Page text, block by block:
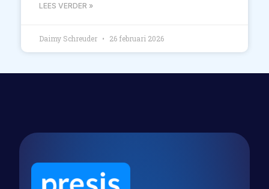
LEES VERDER »
Daimy Schreuder 26 februari 2026